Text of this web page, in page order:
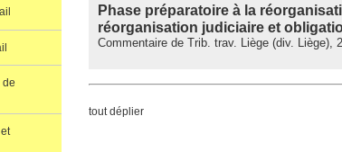
Phase préparatoire à la
réorganisation judiciaire et
Commentaire de Trib. trav. Liège (div. Liège),
tout déplier
de